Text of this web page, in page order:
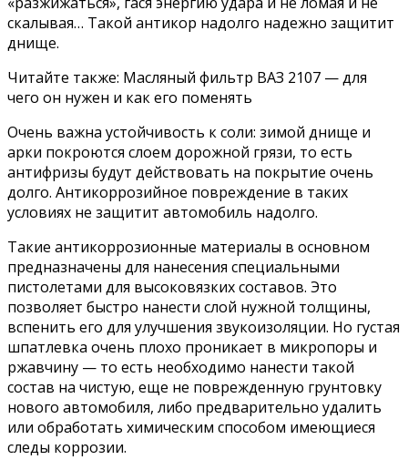
скалывая… Такой антикор надолго надежно защитит
днище.
Читайте также: Масляный фильтр ВАЗ 2107 — для
чего он нужен и как его поменять
Очень важна устойчивость к соли: зимой днище и
арки покроются слоем дорожной грязи, то есть
антифризы будут действовать на покрытие очень
долго. Антикоррозийное повреждение в таких
условиях не защитит автомобиль надолго.
Такие антикоррозионные материалы в основном
предназначены для нанесения специальными
пистолетами для высоковязких составов. Это
позволяет быстро нанести слой нужной толщины,
вспенить его для улучшения звукоизоляции. Но густая
шпатлевка очень плохо проникает в микропоры и
ржавчину — то есть необходимо нанести такой
состав на чистую, еще не поврежденную грунтовку
нового автомобиля, либо предварительно удалить
или обработать химическим способом имеющиеся
следы коррозии.